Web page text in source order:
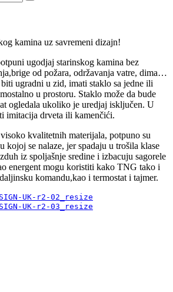
kamina uz savremeni dizajn!
ugodjaj starinskog kamina bez
od požara, održavanja vatre, dima…
ugradni u zid, imati staklo sa jedne ili
u prostoru. Staklo može da bude
ogledala ukoliko je uredjaj isključen. U
imitacija drveta ili kamenčići.
kvalitetnih materijala, potpuno su
kojoj se nalaze, jer spadaju u trošila klase
iz spoljašnje sredine i izbacuju sagorele
energent mogu koristiti kako TNG tako i
komandu,kao i termostat i tajmer.